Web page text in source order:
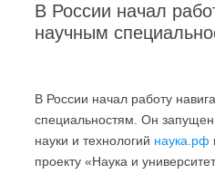
В России начал
научным
В России начал работу
специальностям. Он
науки и технологий наука.рф
проекту «Наука и